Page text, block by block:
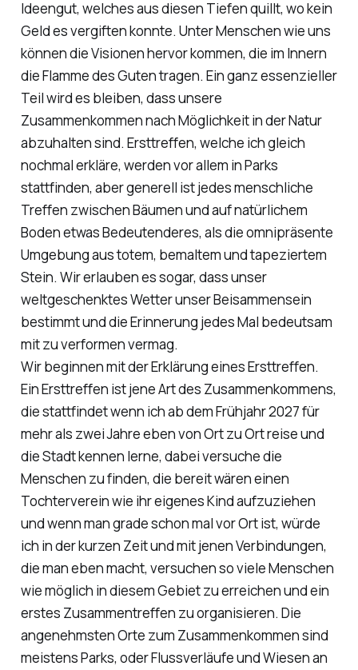
Ideengut, welches aus diesen Tiefen quillt, wo kein
Geld es vergiften konnte. Unter Menschen wie uns
können die Visionen hervor kommen, die im Innern
die Flamme des Guten tragen. Ein ganz essenzieller
Teil wird es bleiben, dass unsere
Zusammenkommen nach Möglichkeit in der Natur
abzuhalten sind. Ersttreffen, welche ich gleich
nochmal erkläre, werden vor allem in Parks
stattfinden, aber generell ist jedes menschliche
Treffen zwischen Bäumen und auf natürlichem
Boden etwas Bedeutenderes, als die omnipräsente
Umgebung aus totem, bemaltem und tapeziertem
Stein. Wir erlauben es sogar, dass unser
weltgeschenktes Wetter unser Beisammensein
bestimmt und die Erinnerung jedes Mal bedeutsam
mit zu verformen vermag.
Wir beginnen mit der Erklärung eines Ersttreffen.
Ein Ersttreffen ist jene Art des Zusammenkommens,
die stattfindet wenn ich ab dem Frühjahr 2027 für
mehr als zwei Jahre eben von Ort zu Ort reise und
die Stadt kennen lerne, dabei versuche die
Menschen zu finden, die bereit wären einen
Tochterverein wie ihr eigenes Kind aufzuziehen
und wenn man grade schon mal vor Ort ist, würde
ich in der kurzen Zeit und mit jenen Verbindungen,
die man eben macht, versuchen so viele Menschen
wie möglich in diesem Gebiet zu erreichen und ein
erstes Zusammentreffen zu organisieren. Die
angenehmsten Orte zum Zusammenkommen sind
meistens Parks, oder Flussverläufe und Wiesen an